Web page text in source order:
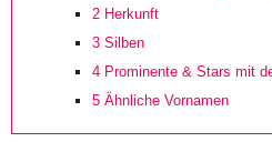
2 Herkunft
3 Silben
4 Prominente & Stars mit
5 Ähnliche Vornamen